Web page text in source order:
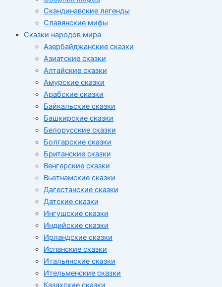
Скандинавские легенды
Славянские мифы
Сказки народов мира
Азербайджанские сказки
Азиатские сказки
Алтайские сказки
Амурские сказки
Арабские сказки
Байкальские сказки
Башкирские сказки
Белорусские сказки
Болгарские сказки
Британские сказки
Венгерские сказки
Вьетнамские сказки
Дагестанские сказки
Датские сказки
Ингушские сказки
Индийские сказки
Ирландские сказки
Испанские сказки
Итальянские сказки
Ительменские сказки
Казахские сказки